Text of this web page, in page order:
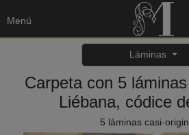
Menú
Láminas
Carpeta con 5
Liébana, códice
5 láminas casi-